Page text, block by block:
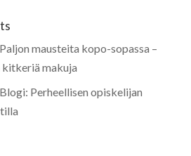
Paljon mausteita kopo-sopassa –
makuja
Blogi: Perheellisen opiskelijan